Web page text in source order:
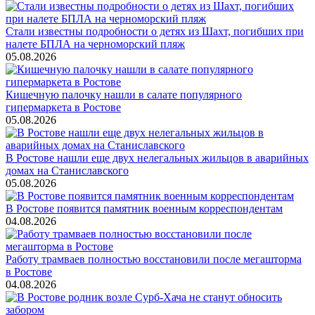
Стали известны подробности о детях из Шахт, погибших при
налете БПЛА на черноморский пляж
05.08.2026
Кишечную палочку нашли в салате популярного
гипермаркета в Ростове
05.08.2026
В Ростове нашли еще двух нелегальных жильцов в аварийных
домах на Станиславского
05.08.2026
В Ростове появится памятник военным корреспондентам
04.08.2026
Работу трамваев полностью восстановили после мегашторма
в Ростове
04.08.2026